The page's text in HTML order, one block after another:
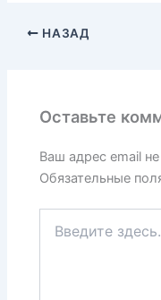
НАЗАД
Оставьте
Ваш адрес email
Обязательные
здесь...